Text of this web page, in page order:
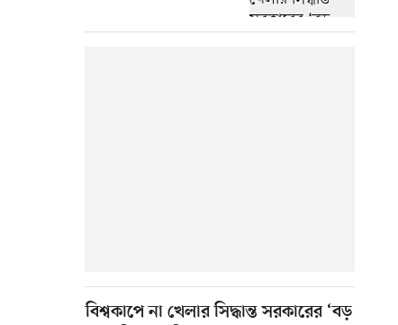
বিশ্বকাপে না খেলার সিদ্ধান্ত সরকারের ‘বড়